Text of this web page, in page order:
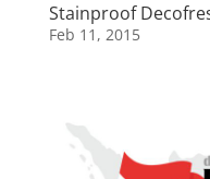
Stainproof
Feb 11, 2015